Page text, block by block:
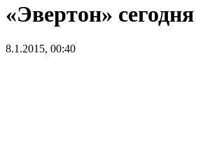
«Эвертон» сегодня
8.1.2015, 00:40